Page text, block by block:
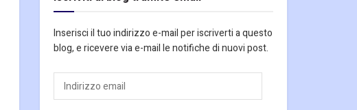
Inserisci il tuo indirizzo e-mail per iscriverti a questo
blog, e ricevere via e-mail le notifiche di nuovi post.
Indirizzo
email